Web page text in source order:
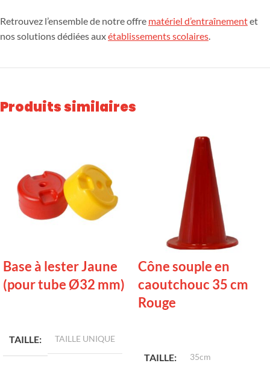
Retrouvez l’ensemble de notre offre matériel d’entraînementet
nos solutions dédiées auxétablissements scolaires.
Produits similaires
Base à lester Jaune
(pour tube Ø32 mm)
TAILLE
TAILLE UNIQUE
Cône souple en
caoutchouc 35 cm
Rouge
TAILLE
35cm